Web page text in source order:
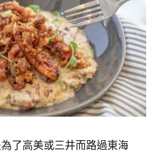
了高美或三井而路過東海